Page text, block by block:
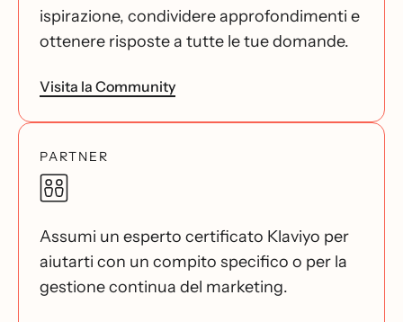
ispirazione, condividere approfondimenti e
ottenere risposte a tutte le tue domande.
Visita la Community
PARTNER
Assumi un esperto certificato Klaviyo per
aiutarti con un compito specifico o per la
gestione continua del marketing.